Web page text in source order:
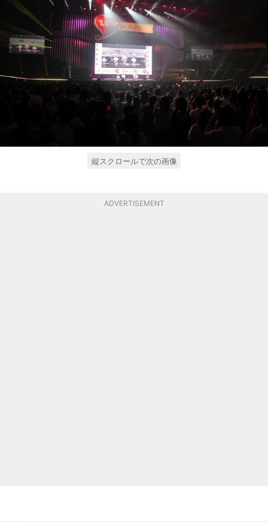
縦スクロールで次の画像
ADVERTISEMENT